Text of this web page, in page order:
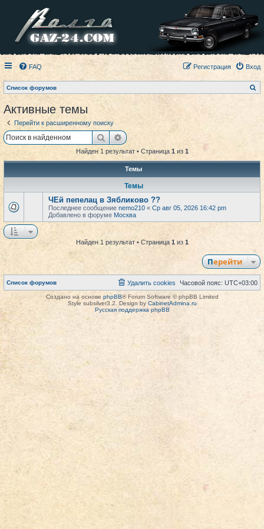
FAQ Вход
Регистрация
Список форумов
о
Активные темы
Перейти к расширенному поиску
ПоискРасширенный поиск
Найден 1 результат • Страница 1из 1
Темы
Темы
ЧЕй пепелац в Зябликово ??
Последнее сообщение nemo210 « Ср авг 05, 2026 16:42 pm
Добавлено в форуме Москва
Найден 1 результат • Страница 1из 1
Перейти
Список форумов Часовой пояс: UTC+03:00
Удалить cookies
Создано на основе phpBB® Forum Software © phpBB Limited
Style subsilver3.2. Design by CabinetAdmina.ru
Русская поддержка phpBB